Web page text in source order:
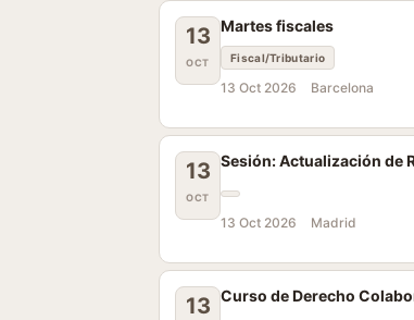
13
OCT
Martes fiscales
Fiscal/Tributario
13 Oct 2026 Barcelona
13
OCT
Sesión: Actualización de
13 Oct 2026 Madrid
13 Curso de Derecho